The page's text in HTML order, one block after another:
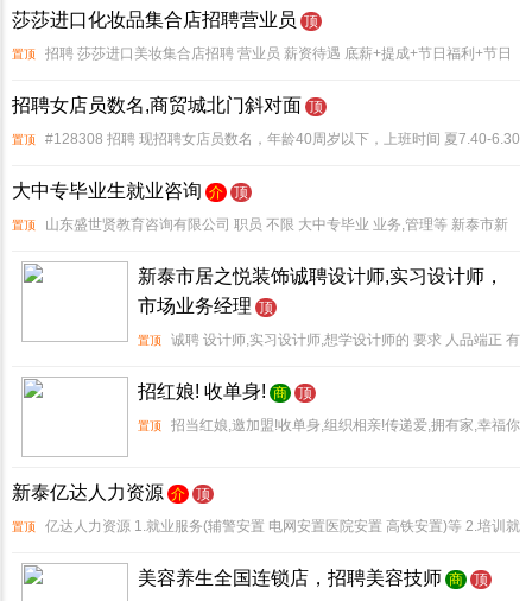
检验 3.免费接送、免费提供早午餐 爱心 年龄 18
莎莎进口化妆品集合店招聘营业员 顶
置顶 招聘 莎莎进口美妆集合店招聘 营业员 薪资待遇 底薪+提成+节日福利+节日
26号 网站置顶及刷新 2
招聘女店员数名,商贸城北门斜对面 顶
置顶 #128308 招聘 现招聘女店员数名，年龄40周岁以下，上班时间 夏7.40-6.30
大中专毕业生就业咨询 介 顶
置顶 山东盛世贤教育咨询有限公司 职员 不限 大中专毕业 业务,管理等 新泰市新
安路汽车北站东100米路北 1.大中专生高端就业咨询 国企央企,烟草公司,**电网,银
新泰市居之悦装饰诚聘设计师,实习设计师，
市场业务经理 顶
置顶 诚聘 设计师,实习设计师,想学设计师的 要求 人品端正 有
东周路南段路西为民装饰城1楼(居之悦装饰)电话/微信 诚聘
招红娘! 收单身! 商 顶
置顶 招当红娘,邀加盟!收单身,组织相亲!传递爱,拥有家,幸福你
新泰亿达人力资源 介 顶
置顶 亿达人力资源 1.就业服务(辅警安置 电网安置医院安置 高铁安置)等 2.培训就
业(风力发电 光伏电厂中铁集团 机场安置)等 还有多个就业渠道可以公司详谈根据
美容养生全国连锁店，招聘美容技师 商 顶